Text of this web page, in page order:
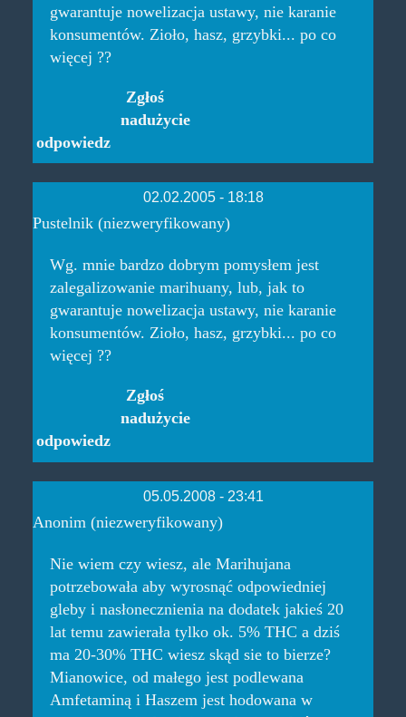
gwarantuje nowelizacja ustawy, nie karanie
konsumentów. Zioło, hasz, grzybki... po co
więcej ??
odpowiedz
Zgłoś
nadużycie
02.02.2005 - 18:18
Pustelnik (niezweryfikowany)
Wg. mnie bardzo dobrym pomysłem jest
zalegalizowanie marihuany, lub, jak to
gwarantuje nowelizacja ustawy, nie karanie
konsumentów. Zioło, hasz, grzybki... po co
więcej ??
odpowiedz
Zgłoś
nadużycie
05.05.2008 - 23:41
Anonim (niezweryfikowany)
Nie wiem czy wiesz, ale Marihujana
potrzebowała aby wyrosnąć odpowiedniej
gleby i nasłonecznienia na dodatek jakieś 20
lat temu zawierała tylko ok. 5% THC a dziś
ma 20-30% THC wiesz skąd sie to bierze?
Mianowice, od małego jest podlewana
Amfetaminą i Haszem jest hodowana w